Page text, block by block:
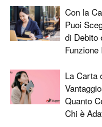
Con la
Puoi
di Debito
La Carta
Quanto
Chi è